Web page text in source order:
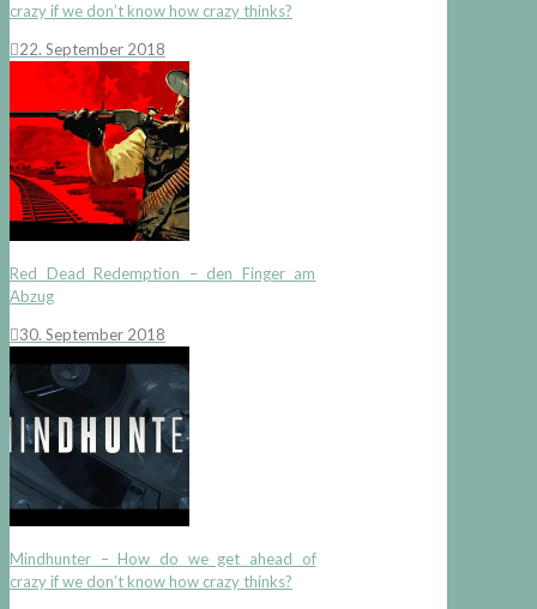
crazy if we don’t know how crazy thinks?
22. September 2018
Red Dead Redemption – den Finger am
Abzug
30. September 2018
Mindhunter – How do we get ahead of
crazy if we don’t know how crazy thinks?